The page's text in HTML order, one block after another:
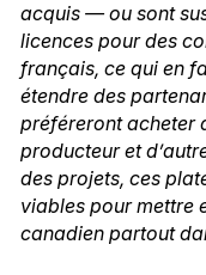
acquis — ou sont
licences pour des
français, ce qui en
étendre des
préféreront acheter
producteur et
des projets, ces
viables pour mettre
canadien partout